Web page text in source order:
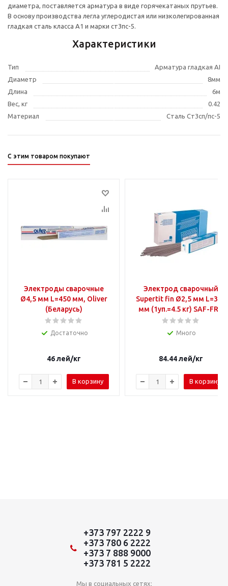
диаметра, поставляется арматура в виде горячекатаных прутьев.
В основу производства легла углеродистая или низколегированная
гладкая сталь класса А1 и марки ст3пс-5.
Характеристики
Тип
Арматура гладкая AI
Диаметр
8мм
Длина
6м
Вес, кг
0.42
Материал
Сталь Ст3сп/пс-5
С этим товаром покупают
Электроды сварочные
Ø4,5 мм L=450 мм, Oliver
(Беларусь)
Достаточно
46лей/кг
В корзину
Электрод сварочный
Supertit fin Ø2,5 мм L=350
мм (1уп.=4.5 кг) SAF-FRO
Много
84.44лей/кг
В корзину
+373 797 2222 9
+373 780 6 2222
+373 7 888 9000
+373 781 5 2222
Мы в социальных сетях: